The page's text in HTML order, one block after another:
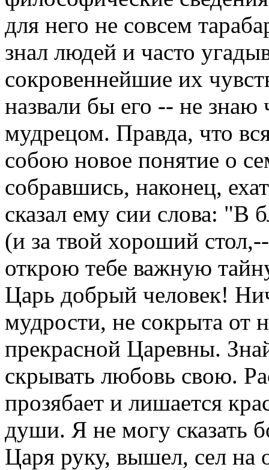
для него не совсем
знал людей и часто
сокровеннейшие их
назвали бы его -- не знаю
мудрецом. Правда, что
собою новое понятие о
собравшись, наконец,
сказал ему сии слова: "В
(и за твой хороший
открою тебе важную
Царь добрый человек!
мудрости, не сокрыта от
прекрасной Царевны.
скрывать любовь свою.
прозябает и лишается
души. Я не могу сказать
Царя руку, вышел, сел на